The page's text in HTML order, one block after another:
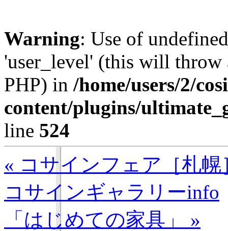
Warning: Use of
'user_level' (this will
PHP) in /home/users/2/
content/plugins/
line 524
« コサインフェア［札幌
コサインギャラリーinfo
「はじめての家具」 »